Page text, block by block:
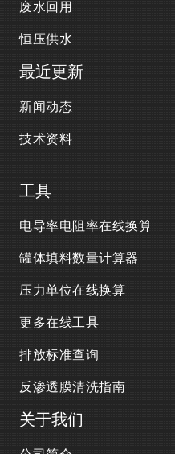
废水回用
恒压供水
最近更新
新闻动态
技术资料
工具
电导率电阻率在线换算
罐体填料数量计算器
压力单位在线换算
更多在线工具
排放标准查询
反渗透膜清洗指南
关于我们